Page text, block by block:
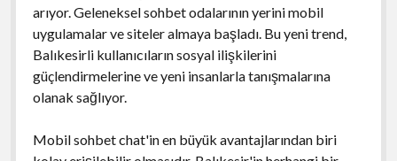
arıyor. Geleneksel sohbet odalarının yerini mobil
uygulamalar ve siteler almaya başladı. Bu yeni trend,
Balıkesirli kullanıcıların sosyal ilişkilerini
güçlendirmelerine ve yeni insanlarla tanışmalarına
olanak sağlıyor.
Mobil sohbet chat'in en büyük avantajlarından biri